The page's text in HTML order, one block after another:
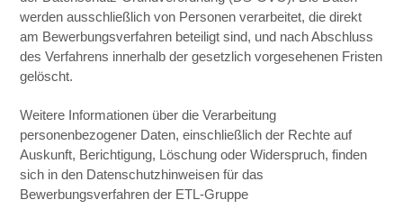
werden ausschließlich von Personen verarbeitet, die direkt
am Bewerbungsverfahren beteiligt sind, und nach Abschluss
des Verfahrens innerhalb der gesetzlich vorgesehenen Fristen
gelöscht.
Weitere Informationen über die Verarbeitung
personenbezogener Daten, einschließlich der Rechte auf
Auskunft, Berichtigung, Löschung oder Widerspruch, finden
sich in den Datenschutzhinweisen für das
Bewerbungsverfahren der ETL-Gruppe